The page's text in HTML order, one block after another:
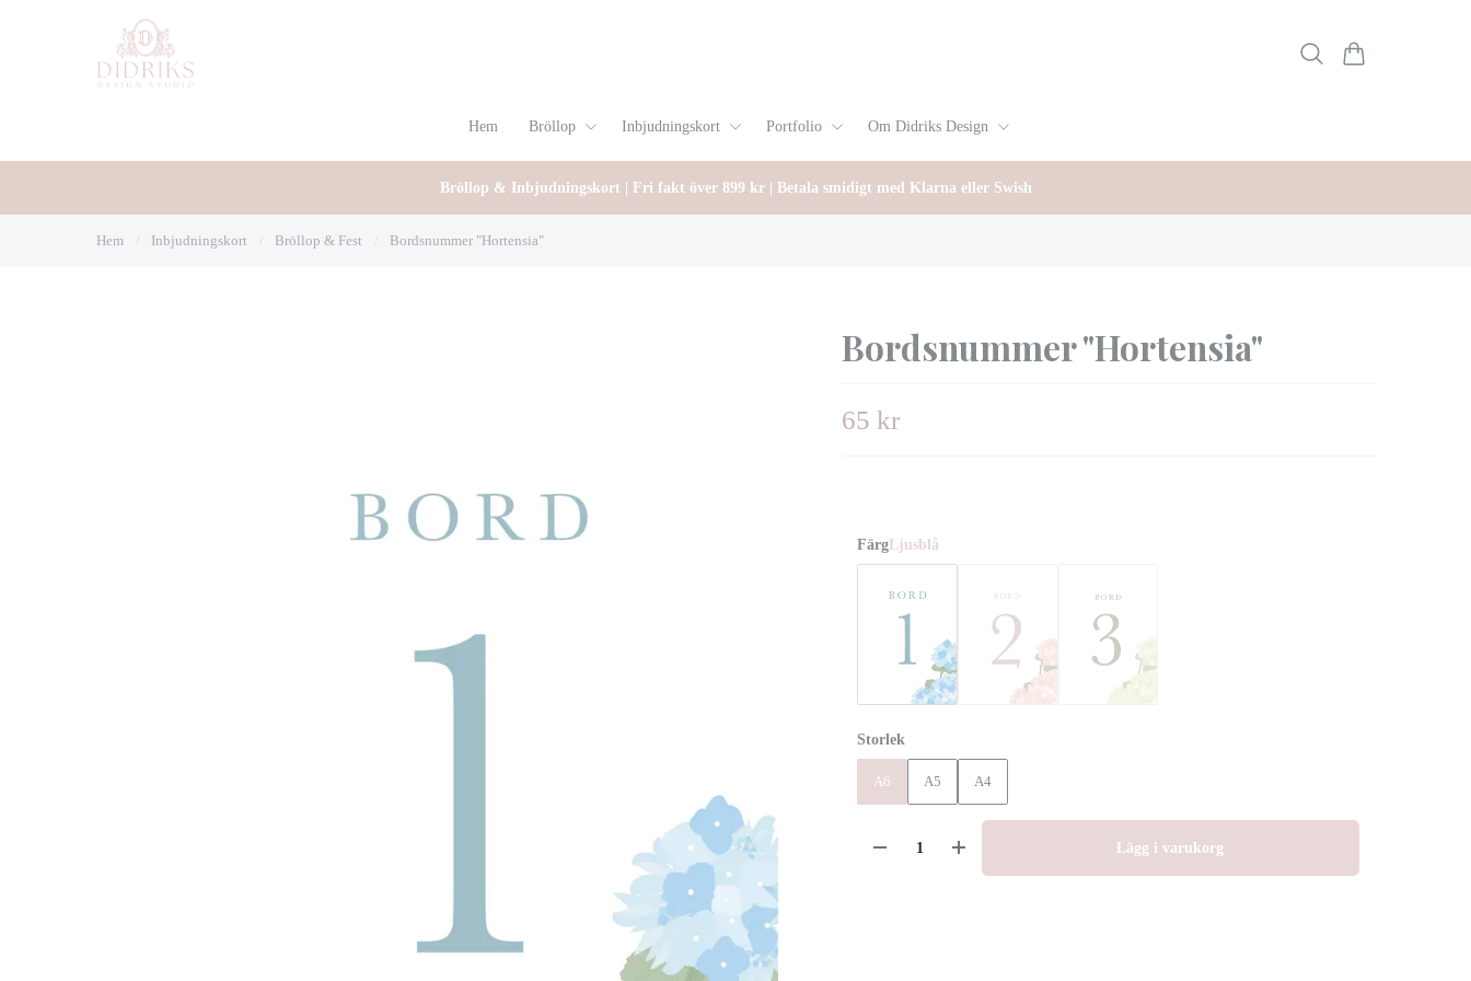
Hem Bröllop Inbjudningskort Portfolio Om Didriks Design
Bröllop & Inbjudningskort | Fri fakt över 899 kr | Betala smidigt med Klarna eller Swish
Hem Inbjudningskort Bröllop & Fest Bordsnummer "Hortensia"
Bordsnummer "Hortensia"
65 kr
Färg Ljusblå
Storlek
A6 A5 A4
Lägg i varukorg